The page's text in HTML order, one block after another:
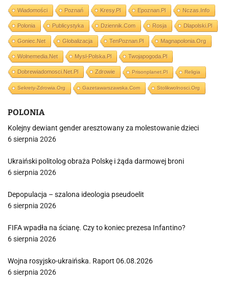
Wiadomości Poznań Kresy.pl Epoznan.pl Nczas.info
Polonia Publicystyka Dziennik.com Rosja Dlapolski.pl
Goniec.net Globalizacja TenPoznan.pl Magnapolonia.org
Wolnemedia.net Mysl-Polska.pl Twojapogoda.pl
Dobrewiadomosci.net.pl Zdrowie Prisonplanet.pl Religia
Sekrety-Zdrowia.org Gazetawarszawska.com Stolikwolnosci.org
POLONIA
Kolejny dewiant gender aresztowany za molestowanie dzieci
6 sierpnia 2026
Ukraiński politolog obraża Polskę i żąda darmowej broni
6 sierpnia 2026
Depopulacja – szalona ideologia pseudoelit
6 sierpnia 2026
FIFA wpadła na ścianę. Czy to koniec prezesa Infantino?
6 sierpnia 2026
Wojna rosyjsko-ukraińska. Raport 06.08.2026
6 sierpnia 2026